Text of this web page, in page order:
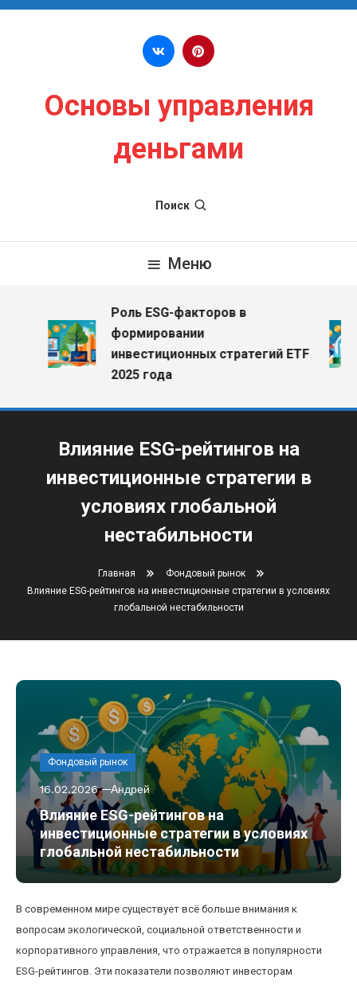
Перейти к содержимому
Основы управления
деньгами
Поиск
Меню
Роль ESG-факторов в
формировании
инвестиционных стратегий ETF
2025 года
Влияние ESG-рейтингов на
инвестиционные стратегии в
условиях глобальной
нестабильности
Главная
Фондовый рынок
Влияние ESG-рейтингов на инвестиционные стратегии в условиях
глобальной нестабильности
Фондовый рынок
16.02.2026 Андрей
Влияние ESG-рейтингов на
инвестиционные стратегии в условиях
глобальной нестабильности
В современном мире существует всё больше внимания к
вопросам экологической, социальной ответственности и
корпоративного управления, что отражается в популярности
ESG-рейтингов. Эти показатели позволяют инвесторам